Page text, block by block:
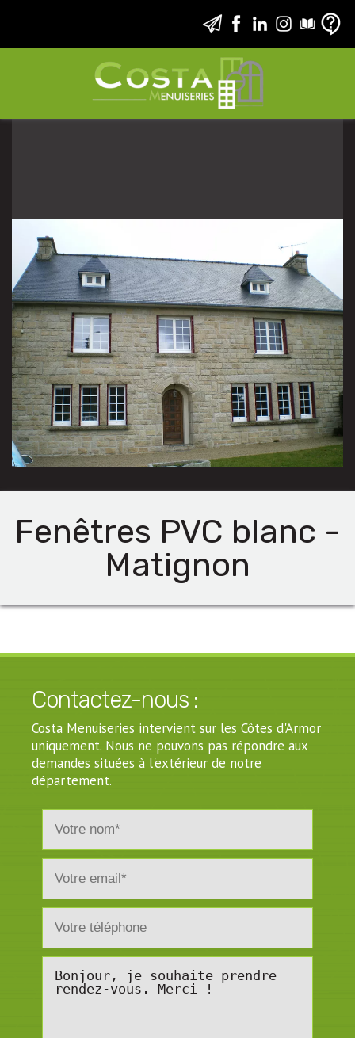
Fenêtres PVC blanc -
Matignon
Contactez-nous :
Costa Menuiseries intervient sur les Côtes d'Armor
uniquement. Nous ne pouvons pas répondre aux
demandes situées à l'extérieur de notre
département.